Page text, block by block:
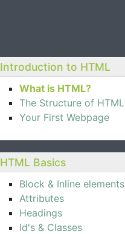
Introduction to HTML
What is HTML?
The Structure of HTML
Your First Webpage
HTML Basics
Block & Inline elements
Attributes
Headings
Id's & Classes